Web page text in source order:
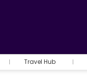
Travel Hub